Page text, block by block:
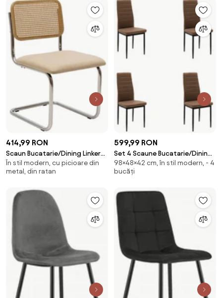
414,99 RON
Scaun Bucatarie/Dining Linker
Spatar Piele Ecologica, Sezut
Tapiterie Textil Bej
În stil modern, cu picioare din
metal, din ratan
599,99 RON
Set 4 Scaune Bucatarie/Dining
Kleo 2 Piele Ecologica Maro
98×48×42 cm, în stil modern, - 4
bucăți